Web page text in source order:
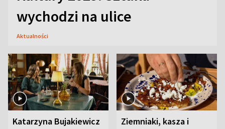
wychodzi na ulice
Aktualności
Katarzyna Bujakiewicz
Ziemniaki, kasza i